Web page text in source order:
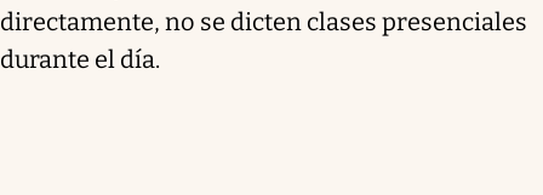
directamente, no se dicten clases presenciales
durante el día.